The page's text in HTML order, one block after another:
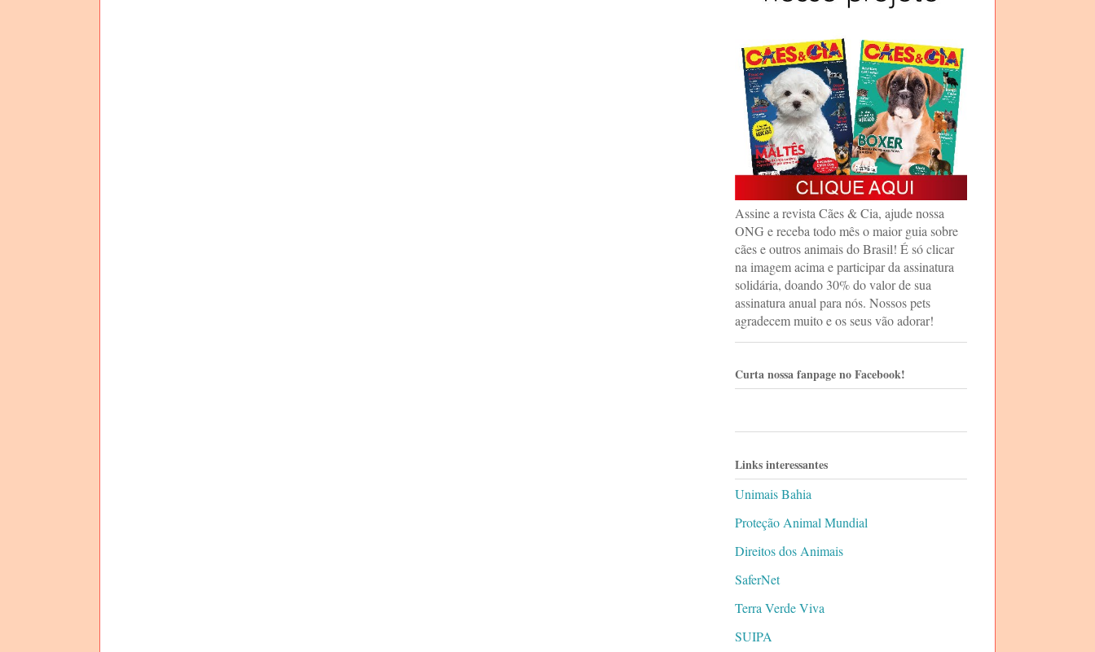
Assine a revista Cães & Cia, ajude nossa
ONG e receba todo mês o maior guia sobre
cães e outros animais do Brasil! É só clicar
na imagem acima e participar da assinatura
solidária, doando 30% do valor de sua
assinatura anual para nós. Nossos pets
agradecem muito e os seus vão adorar!
Curta nossa fanpage no Facebook!
Links interessantes
Unimais Bahia
Proteção Animal Mundial
Direitos dos Animais
SaferNet
Terra Verde Viva
SUIPA